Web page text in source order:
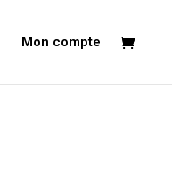
Mon compte